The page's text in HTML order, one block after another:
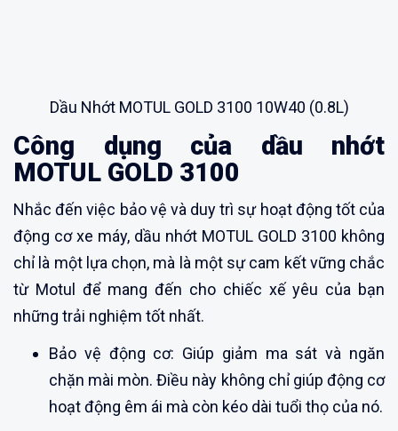
Dầu Nhớt MOTUL GOLD 3100 10W40 (0.8L)
Công dụng của dầu nhớt
MOTUL GOLD 3100
Nhắc đến việc bảo vệ và duy trì sự hoạt động tốt của
động cơ xe máy, dầu nhớt MOTUL GOLD 3100 không
chỉ là một lựa chọn, mà là một sự cam kết vững chắc
từ Motul để mang đến cho chiếc xế yêu của bạn
những trải nghiệm tốt nhất.
Bảo vệ động cơ: Giúp giảm ma sát và ngăn
chặn mài mòn. Điều này không chỉ giúp động cơ
hoạt động êm ái mà còn kéo dài tuổi thọ của nó.